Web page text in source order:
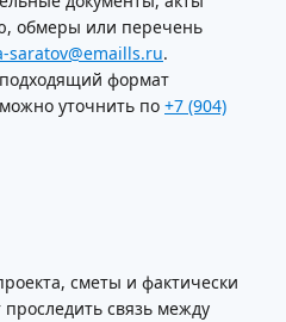
обмеры или перечень
saratov@emaills.ru.
формат
уточнить по +7 (904)
сметы и фактически
связь между